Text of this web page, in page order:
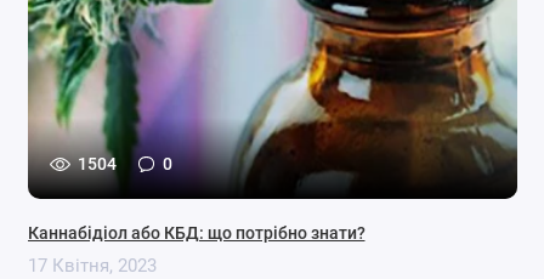
1504 0
Каннабідіол або КБД: що потрібно знати?
17 Квітня, 2023